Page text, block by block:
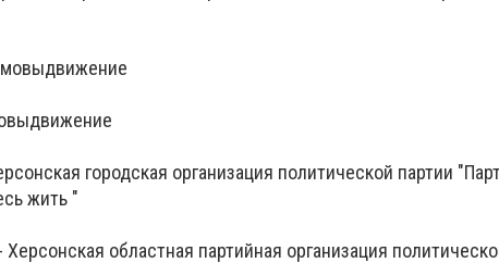
городская организация политической партии
жить "
областная партийная организация